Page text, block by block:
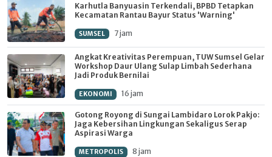
Karhutla Banyuasin Terkendali, BPBD Tetapkan
Kecamatan Rantau Bayur Status 'Warning'
SUMSEL 7 jam
Angkat Kreativitas Perempuan, TUW Sumsel Gelar
Workshop Daur Ulang Sulap Limbah Sederhana
Jadi Produk Bernilai
EKONOMI 16 jam
Gotong Royong di Sungai Lambidaro Lorok Pakjo:
Jaga Kebersihan Lingkungan Sekaligus Serap
Aspirasi Warga
METROPOLIS 8 jam